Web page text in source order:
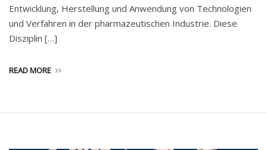
Entwicklung, Herstellung und Anwendung von Technologien
und Verfahren in der pharmazeutischen Industrie. Diese
Disziplin […]
READ MORE